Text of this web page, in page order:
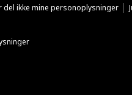
del ikke mine personoplysninger